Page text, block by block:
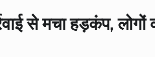
से मचा हड़कंप, लोगों